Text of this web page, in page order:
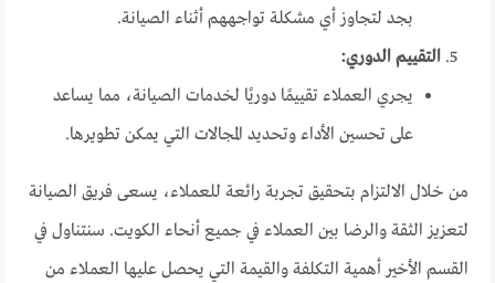
بجد لتجاوز أي مشكلة تواجههم أثناء الصيانة.
التقييم الدوري:
يجري العملاء تقييمًا دوريًا لخدمات الصيانة، مما يساعد
على تحسين الأداء وتحديد المجالات التي يمكن تطويرها.
من خلال الالتزام بتحقيق تجربة رائعة للعملاء، يسعى فريق الصيانة
لتعزيز الثقة والرضا بين العملاء في جميع أنحاء الكويت. سنتناول في
القسم الأخير أهمية التكلفة والقيمة التي يحصل عليها العملاء من